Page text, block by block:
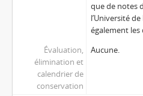
que de notes
l’Université
également
Évaluation,
élimination et
calendrier de
conservation
Aucune.